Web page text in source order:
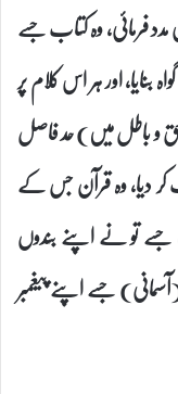
فرمائی، وہ کتاب جسے
بنایا، اور ہر اس کلام پر
و باطل میں) حد فاصل
دیا، وہ قرآن جس کے
تو نے اپنے بندوں
جسے اپنے پیغمبر